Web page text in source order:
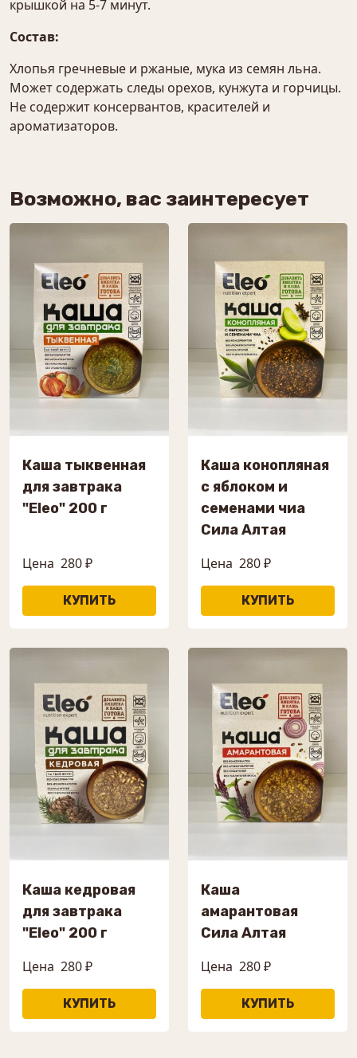
крышкой на 5-7 минут.
Состав:
Хлопья гречневые и ржаные, мука из семян льна.
Может содержать следы орехов, кунжута и горчицы.
Не содержит консервантов, красителей и
ароматизаторов.
Возможно, вас заинтересует
Каша тыквенная
для завтрака
"Eleo" 200 г
Цена 280 ₽
Каша конопляная
с яблоком и
семенами чиа
Сила Алтая
Цена 280 ₽
Каша кедровая
для завтрака
"Eleo" 200 г
Цена 280 ₽
Каша
амарантовая
Сила Алтая
Цена 280 ₽